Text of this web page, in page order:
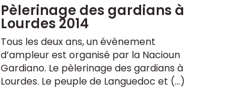
Pèlerinage des gardians à
Lourdes 2014
Tous les deux ans, un évènement
d’ampleur est organisé par la Nacioun
Gardiano. Le pèlerinage des gardians à
Lourdes. Le peuple de Languedoc et (…)